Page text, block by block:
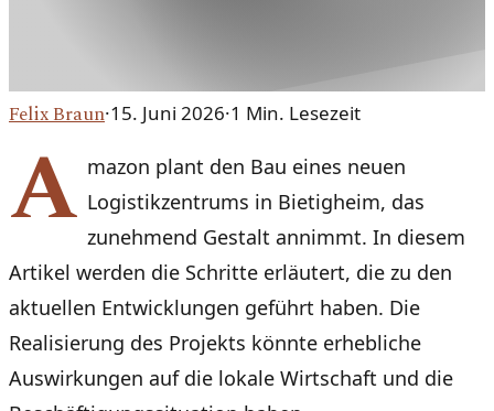
Felix Braun·15. Juni 2026·1 Min. Lesezeit
A mazon plant den Bau eines neuen
Logistikzentrums in Bietigheim, das
zunehmend Gestalt annimmt. In diesem
Artikel werden die Schritte erläutert, die zu den
aktuellen Entwicklungen geführt haben. Die
Realisierung des Projekts könnte erhebliche
Auswirkungen auf die lokale Wirtschaft und die